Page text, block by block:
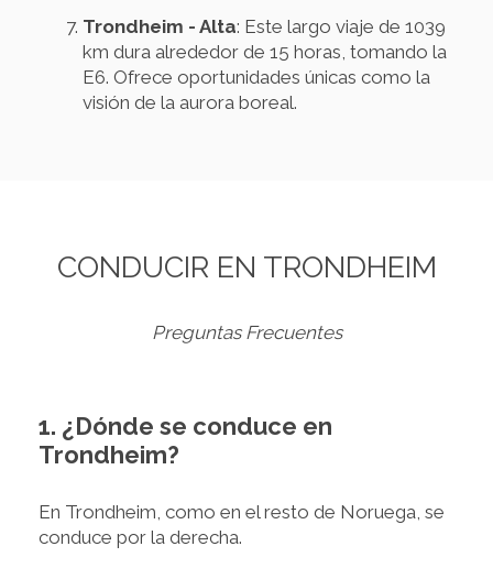
Trondheim - Alta: Este largo viaje de 1039
km dura alrededor de 15 horas, tomando la
E6. Ofrece oportunidades únicas como la
visión de la aurora boreal.
CONDUCIR EN TRONDHEIM
Preguntas Frecuentes
1. ¿Dónde se conduce en
Trondheim?
En Trondheim, como en el resto de Noruega, se
conduce por la derecha.